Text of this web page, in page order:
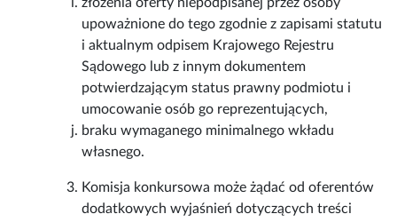
upoważnione do tego zgodnie z zapisami statutu
i aktualnym odpisem Krajowego Rejestru
Sądowego lub z innym dokumentem
potwierdzającym status prawny podmiotu i
umocowanie osób go reprezentujących,
braku wymaganego minimalnego wkładu
własnego.
Komisja konkursowa może żądać od oferentów
dodatkowych wyjaśnień dotyczących treści